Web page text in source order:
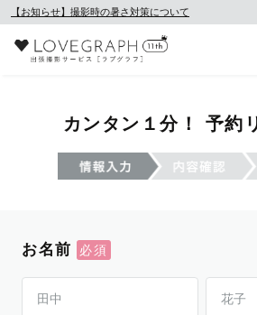
【お知らせ】撮影時の暑さ対策について
カンタン１分！ 予約
お名前